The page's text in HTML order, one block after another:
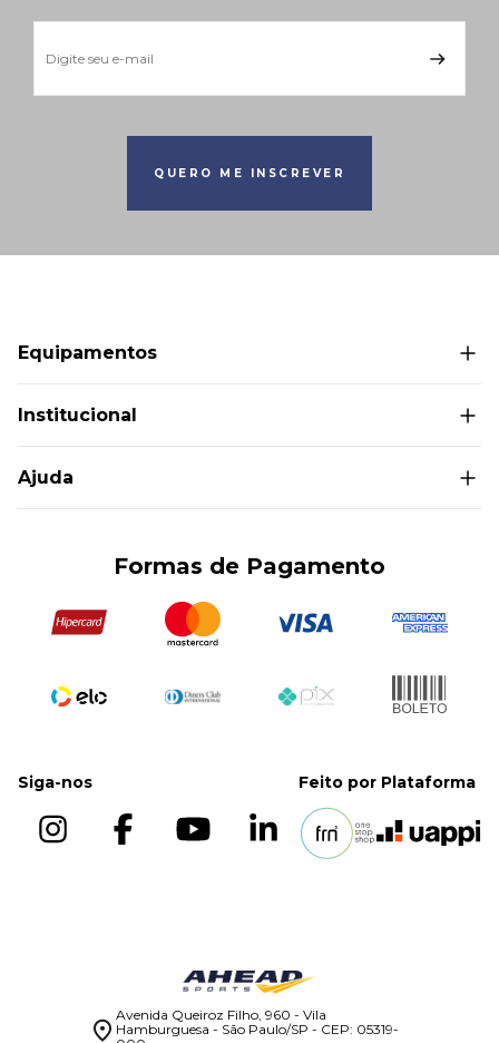
QUERO ME INSCREVER
Equipamentos
Cardio
Inferiores
Core
Suportes
Institucional
Política de Privacidade
Ajuda
Políticas de EntregasFormas de Pagamento
Siga-nos Feito por Plataforma
Avenida Queiroz Filho, 960 - Vila
Hamburguesa - São Paulo/SP - CEP: 05319-